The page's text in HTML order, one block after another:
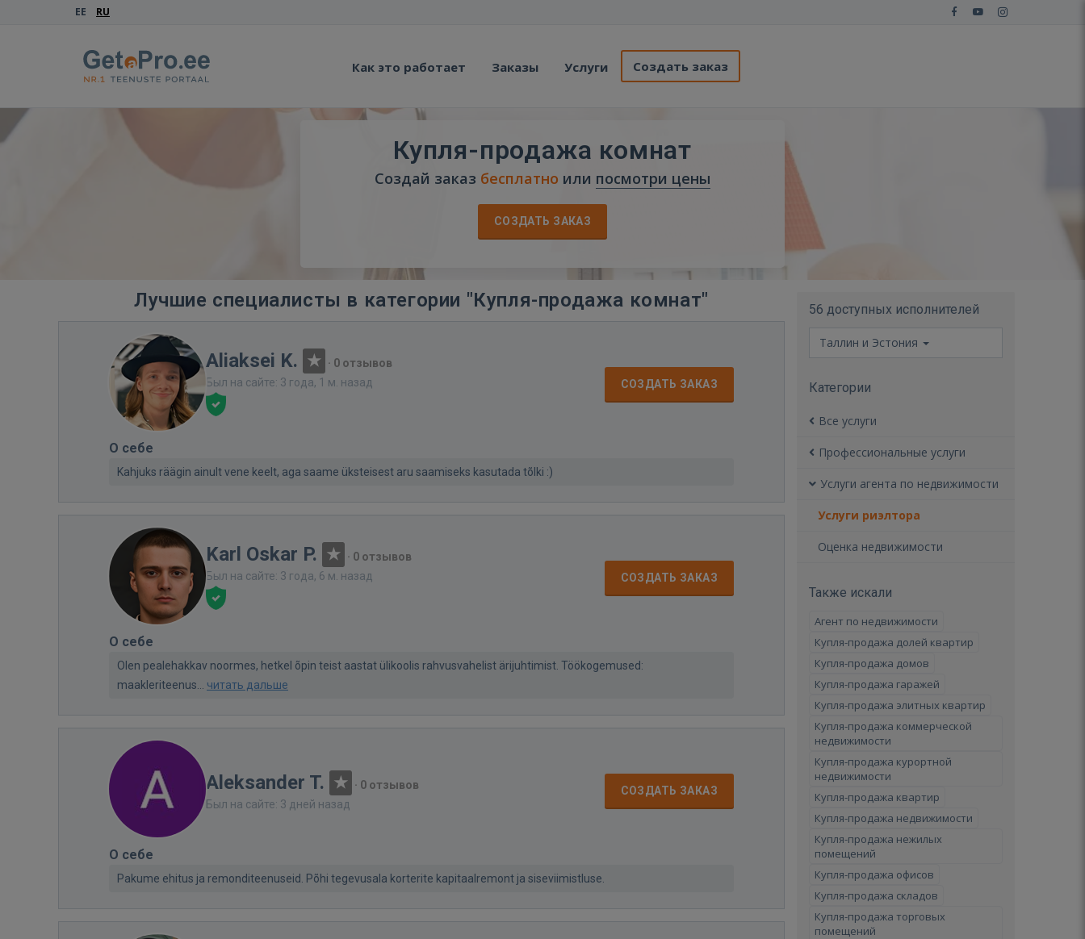
EE RU
Как это работает Заказы Услуги Создать заказ
Купля-продажа комнат
Создай заказ бесплатно или посмотри цены
СОЗДАТЬ ЗАКАЗ
Лучшие специалисты в категории "Купля-продажа комнат"
Aliaksei K. · 0 отзывов
Был на сайте: 3 года, 1 м. назад
СОЗДАТЬ ЗАКАЗ
О себе
Kahjuks räägin ainult vene keelt, aga saame üksteisest aru saamiseks kasutada tõlki :)
Karl Oskar P. · 0 отзывов
Был на сайте: 3 года, 6 м. назад
СОЗДАТЬ ЗАКАЗ
О себе
Olen pealehakkav noormes, hetkel õpin teist aastat ülikoolis rahvusvahelist ärijuhtimist. Töökogemused:
maakleriteenus... читать дальше
Aleksander T. · 0 отзывов
Был на сайте: 3 дней назад
СОЗДАТЬ ЗАКАЗ
О себе
Pakume ehitus ja remonditeenuseid. Põhi tegevusala korterite kapitaalremont ja siseviimistluse.
56 доступных исполнителей
Таллин и Эстония
Категории
Все услуги
Профессиональные услуги
Услуги агента по недвижимости
Услуги риэлтора
Оценка недвижимости
Также искали
Агент по недвижимости
Купля-продажа долей квартир
Купля-продажа домов
Купля-продажа гаражей
Купля-продажа элитных квартир
Купля-продажа коммерческой
недвижимости
Купля-продажа курортной
недвижимости
Купля-продажа квартир
Купля-продажа недвижимости
Купля-продажа нежилых
помещений
Купля-продажа офисов
Купля-продажа складов
Купля-продажа торговых
помещений